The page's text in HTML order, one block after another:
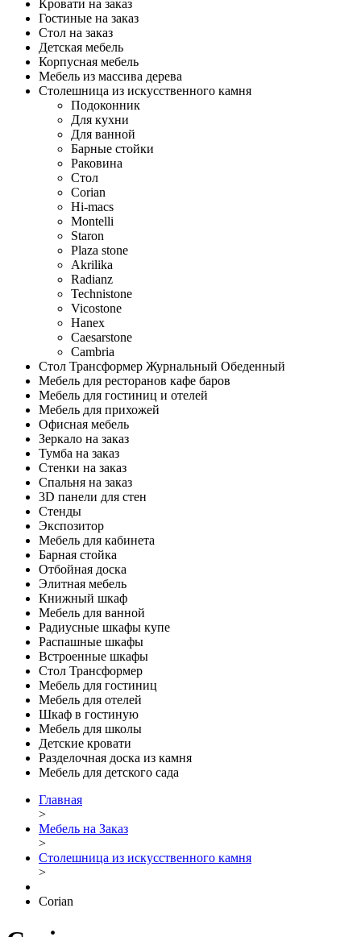
Кровати на заказ
Гостиные на заказ
Стол на заказ
Детская мебель
Корпусная мебель
Мебель из массива дерева
Столешница из искусственного камня
Подоконник
Для кухни
Для ванной
Барные стойки
Раковина
Стол
Corian
Hi-macs
Montelli
Staron
Plaza stone
Akrilika
Radianz
Technistone
Vicostone
Hanex
Caesarstone
Cambria
Стол Трансформер Журнальный Обеденный
Мебель для ресторанов кафе баров
Мебель для гостиниц и отелей
Мебель для прихожей
Офисная мебель
Зеркало на заказ
Тумба на заказ
Стенки на заказ
Спальня на заказ
3D панели для стен
Стенды
Экспозитор
Мебель для кабинета
Барная стойка
Отбойная доска
Элитная мебель
Книжный шкаф
Мебель для ванной
Радиусные шкафы купе
Распашные шкафы
Встроенные шкафы
Стол Трансформер
Мебель для гостиниц
Мебель для отелей
Шкаф в гостиную
Мебель для школы
Детские кровати
Разделочная доска из камня
Мебель для детского сада
Главная
>
Мебель на Заказ
>
Столешница из искусственного камня
>
Corian